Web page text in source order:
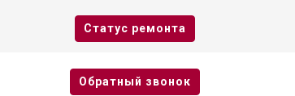
Cтатус ремонта
Oбратный звонок